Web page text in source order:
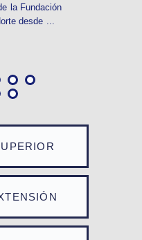
la Fundación
desde ...